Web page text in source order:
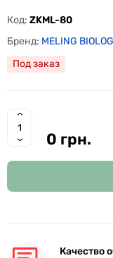
Код: ZKML-80
Бренд: MELING
Под заказ
0 грн.
Качество